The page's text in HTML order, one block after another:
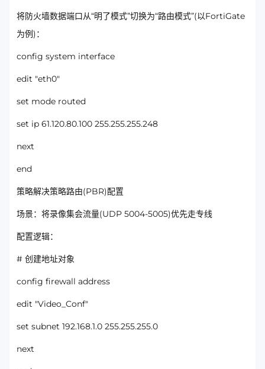
将防火墙数据端口从“明了模式”切换为“路由模式”(以FortiGate
为例)：
config system interface
edit "eth0"
set mode routed
set ip 61.120.80.100 255.255.255.248
next
end
策略解决策略路由(PBR)配置
场景：将录像集会流量(UDP 5004-5005)优先走专线
配置逻辑：
# 创建地址对象
config firewall address
edit "Video_Conf"
set subnet 192.168.1.0 255.255.255.0
next